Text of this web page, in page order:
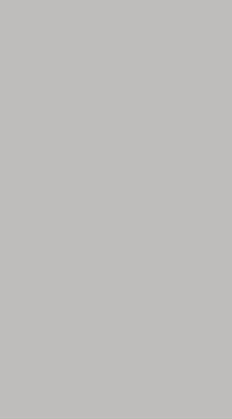
o 3 mesi,
come rumori
o un cambiamento nel
ogni volta
più recenti sono dotati
è il momento di
il pulsante di
ti resta che procurarti